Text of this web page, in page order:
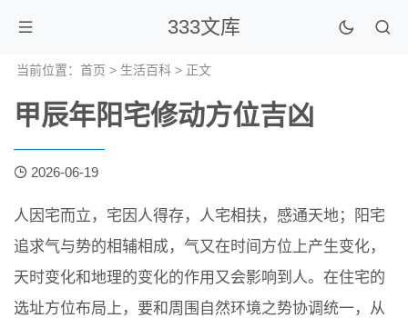
333文库
当前位置： 首页 > 生活百科 > 正文
甲辰年阳宅修动方位吉凶
2026-06-19
人因宅而立，宅因人得存，人宅相扶，感通天地；阳宅
追求气与势的相辅相成，气又在时间方位上产生变化，
天时变化和地理的变化的作用又会影响到人。在住宅的
选址方位布局上，要和周围自然环境之势协调统一，从